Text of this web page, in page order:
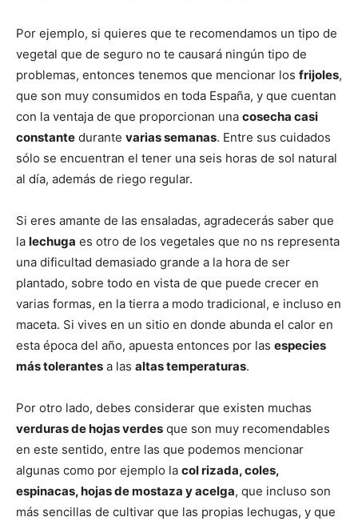
Por ejemplo, si quieres que te recomendamos un tipo de
vegetal que de seguro no te causará ningún tipo de
problemas, entonces tenemos que mencionar los frijoles,
que son muy consumidos en toda España, y que cuentan
con la ventaja de que proporcionan una cosecha casi
constante durante varias semanas. Entre sus cuidados
sólo se encuentran el tener una seis horas de sol natural
al día, además de riego regular.
Si eres amante de las ensaladas, agradecerás saber que
la lechuga es otro de los vegetales que no ns representa
una dificultad demasiado grande a la hora de ser
plantado, sobre todo en vista de que puede crecer en
varias formas, en la tierra a modo tradicional, e incluso en
maceta. Si vives en un sitio en donde abunda el calor en
esta época del año, apuesta entonces por las especies
más tolerantes a las altas temperaturas.
Por otro lado, debes considerar que existen muchas
verduras de hojas verdes que son muy recomendables
en este sentido, entre las que podemos mencionar
algunas como por ejemplo la col rizada, coles,
espinacas, hojas de mostaza y acelga, que incluso son
más sencillas de cultivar que las propias lechugas, y que